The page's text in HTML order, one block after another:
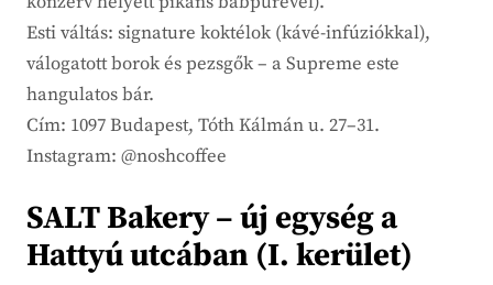
Esti váltás: signature koktélok (kávé-infúziókkal),
válogatott borok és pezsgők – a Supreme este
hangulatos bár.
Cím: 1097 Budapest, Tóth Kálmán u. 27–31.
Instagram: @noshcoffee
SALT Bakery – új egység a
Hattyú utcában (I. kerület)